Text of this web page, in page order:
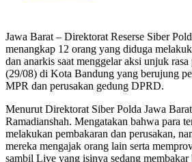
Jawa Barat – Direktorat Reserse Siber
menangkap 12 orang yang diduga
dan anarkis saat menggelar aksi unjuk
(29/08) di Kota Bandung yang berujung
MPR dan perusakan gedung DPRD.
Menurut Direktorat Siber Polda Jawa
Ramadianshah. Mengatakan bahwa para
melakukan pembakaran dan perusakan,
mereka mengajak orang lain serta
sambil Live yang isinya sedang membakar